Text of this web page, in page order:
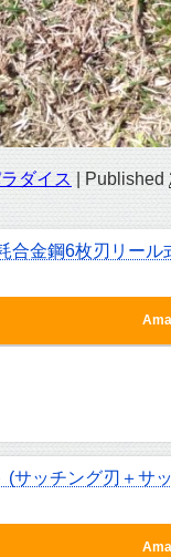
ダイス Published
金鋼6枚刃リー
サッチング刃＋サ